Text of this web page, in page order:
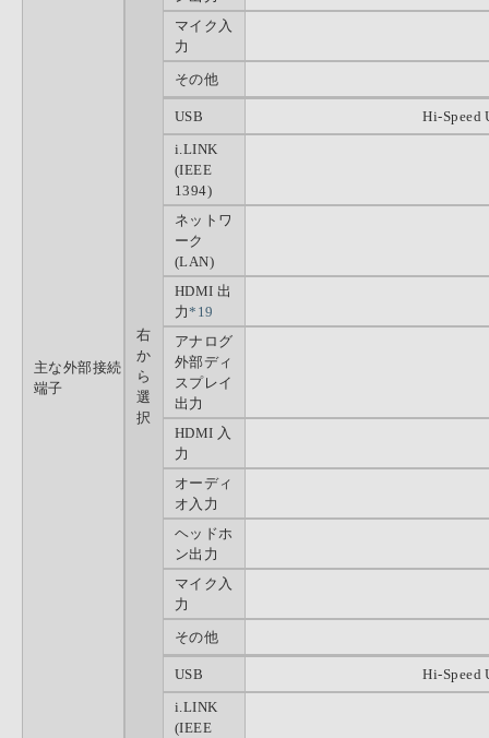
主な外部接続
端子
右
か
ら
選
択
マイク入
力
その他
USB
Hi-Speed
i.LINK
(IEEE
1394)
ネットワ
ーク
(LAN)
HDMI 出
力*19
アナログ
外部ディ
スプレイ
出力
HDMI 入
力
オーディ
オ入力
ヘッドホ
ン出力
マイク入
力
その他
USB
Hi-Speed
i.LINK
(IEEE